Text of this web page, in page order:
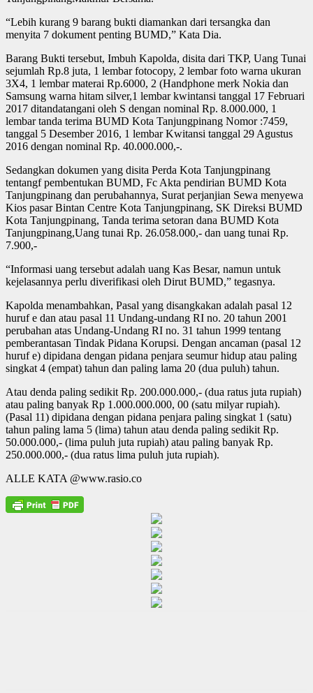
“Lebih kurang 9 barang bukti diamankan dari tersangka dan
menyita 7 dokument penting BUMD,” Kata Dia.
Barang Bukti tersebut, Imbuh Kapolda, disita dari TKP, Uang Tunai
sejumlah Rp.8 juta, 1 lembar fotocopy, 2 lembar foto warna ukuran
3X4, 1 lembar materai Rp.6000, 2 (Handphone merk Nokia dan
Samsung warna hitam silver,1 lembar kwintansi tanggal 17 Februari
2017 ditandatangani oleh S dengan nominal Rp. 8.000.000, 1
lembar tanda terima BUMD Kota Tanjungpinang Nomor :7459,
tanggal 5 Desember 2016, 1 lembar Kwitansi tanggal 29 Agustus
2016 dengan nominal Rp. 40.000.000,-.
Sedangkan dokumen yang disita Perda Kota Tanjungpinang
tentangf pembentukan BUMD, Fc Akta pendirian BUMD Kota
Tanjungpinang dan perubahannya, Surat perjanjian Sewa menyewa
Kios pasar Bintan Centre Kota Tanjungpinang, SK Direksi BUMD
Kota Tanjungpinang, Tanda terima setoran dana BUMD Kota
Tanjungpinang,Uang tunai Rp. 26.058.000,- dan uang tunai Rp.
7.900,-
“Informasi uang tersebut adalah uang Kas Besar, namun untuk
kejelasannya perlu diverifikasi oleh Dirut BUMD,” tegasnya.
Kapolda menambahkan, Pasal yang disangkakan adalah pasal 12
huruf e dan atau pasal 11 Undang-undang RI no. 20 tahun 2001
perubahan atas Undang-Undang RI no. 31 tahun 1999 tentang
pemberantasan Tindak Pidana Korupsi. Dengan ancaman (pasal 12
huruf e) dipidana dengan pidana penjara seumur hidup atau paling
singkat 4 (empat) tahun dan paling lama 20 (dua puluh) tahun.
Atau denda paling sedikit Rp. 200.000.000,- (dua ratus juta rupiah)
atau paling banyak Rp 1.000.000.000, 00 (satu milyar rupiah).
(Pasal 11) dipidana dengan pidana penjara paling singkat 1 (satu)
tahun paling lama 5 (lima) tahun atau denda paling sedikit Rp.
50.000.000,- (lima puluh juta rupiah) atau paling banyak Rp.
250.000.000,- (dua ratus lima puluh juta rupiah).
ALLE KATA @www.rasio.co